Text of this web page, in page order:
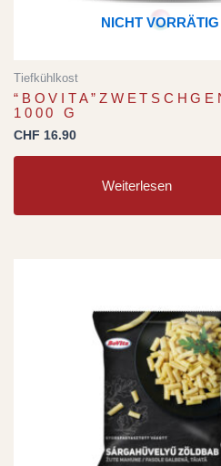
NICHT VORRÄTIG
Tiefkühlkost
1000 G
CHF 16.90
Weiterlesen